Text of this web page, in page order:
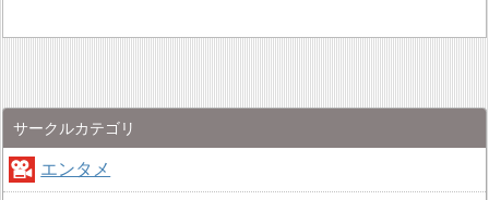
サークルカテゴリ
エンタメ